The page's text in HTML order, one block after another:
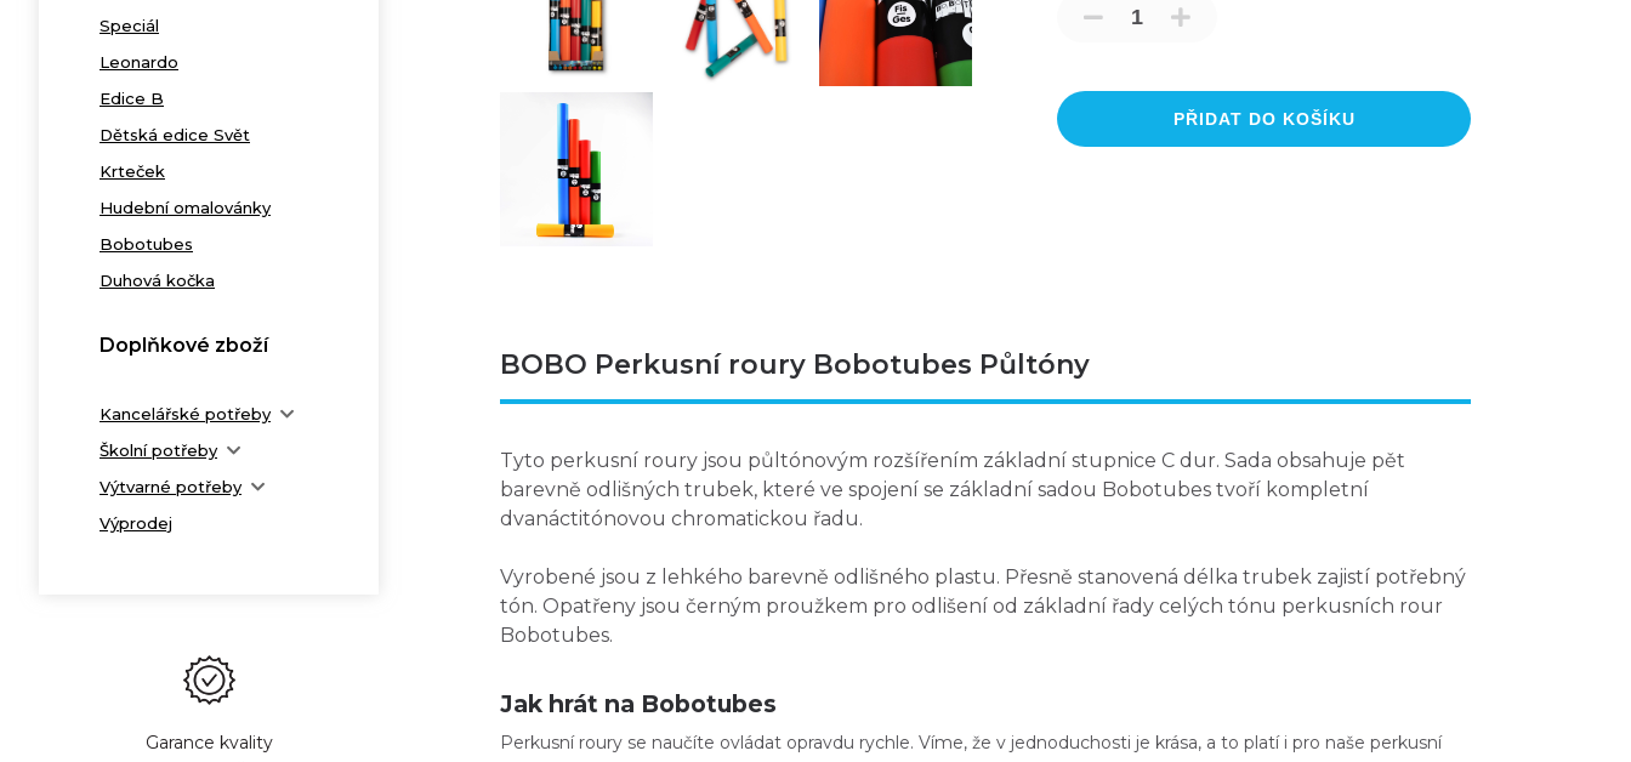
Speciál
Leonardo
Edice B
Dětská edice Svět
Krteček
Hudební omalovánky
Bobotubes
Duhová kočka
Doplňkové zboží
Kancelářské potřeby
Školní potřeby
Výtvarné potřeby
Výprodej
Garance kvality
PŘIDAT DO KOŠÍKU
BOBO Perkusní roury Bobotubes Půltóny
Tyto perkusní roury jsou půltónovým rozšířením základní stupnice C dur. Sada obsahuje pět
barevně odlišných trubek, které ve spojení se základní sadou Bobotubes tvoří kompletní
dvanáctitónovou chromatickou řadu.
Vyrobené jsou z lehkého barevně odlišného plastu. Přesně stanovená délka trubek zajistí potřebný
tón. Opatřeny jsou černým proužkem pro odlišení od základní řady celých tónu perkusních rour
Bobotubes.
Jak hrát na Bobotubes
Perkusní roury se naučíte ovládat opravdu rychle. Víme, že v jednoduchosti je krása, a to platí i pro naše perkusní